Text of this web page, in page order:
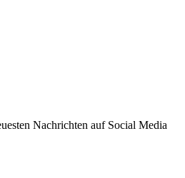
Nachrichten auf Social Media